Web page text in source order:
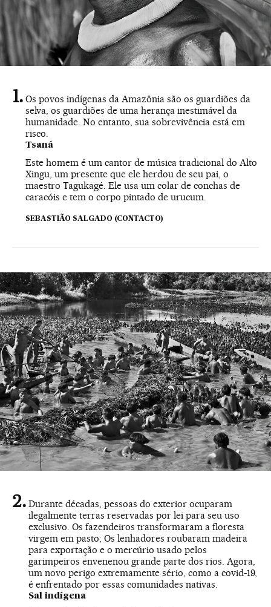
Os povos indígenas da Amazônia são os guardiões da
selva, os guardiões de uma herança inestimável da
humanidade. No entanto, sua sobrevivência está em
risco.
Tsaná
Este homem é um cantor de música tradicional do Alto
Xingu, um presente que ele herdou de seu pai, o
maestro Tagukagé. Ele usa um colar de conchas de
caracóis e tem o corpo pintado de urucum.
SEBASTIÃO SALGADO (CONTACTO)
Durante décadas, pessoas do exterior ocuparam
ilegalmente terras reservadas por lei para seu uso
exclusivo. Os fazendeiros transformaram a floresta
virgem em pasto; Os lenhadores roubaram madeira
para exportação e o mercúrio usado pelos
garimpeiros envenenou grande parte dos rios. Agora,
um novo perigo extremamente sério, como a covid-19,
é enfrentado por essas comunidades nativas.
Sal indígena